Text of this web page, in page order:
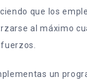
que los
al máximo
un